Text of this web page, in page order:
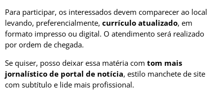
Para participar, os interessados devem comparecer ao local
levando, preferencialmente, currículo atualizado, em
formato impresso ou digital. O atendimento será realizado
por ordem de chegada.
Se quiser, posso deixar essa matéria com tom mais
jornalístico de portal de notícia, estilo manchete de site
com subtítulo e lide mais profissional.